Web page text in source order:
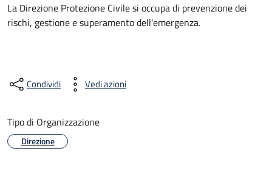
La Direzione Protezione Civile si occupa di prevenzione dei
rischi, gestione e superamento dell'emergenza.
Condividi Vedi azioni
Tipo di Organizzazione
Direzione